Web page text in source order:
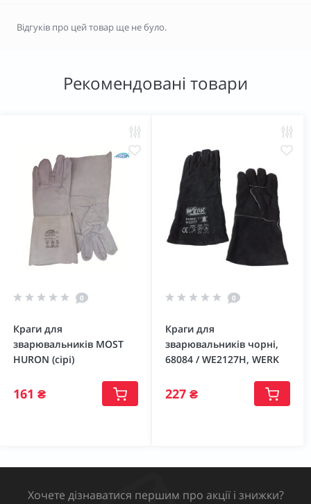
Відгуків про цей товар ще не було.
Рекомендовані товари
0
Краги для
зварювальників MOST
HURON (сірі)
161 ₴
0
Краги для
зварювальників чорні,
68084 / WE2127H, WERK
227 ₴
Хочете дізнаватися першим про акції і знижки?